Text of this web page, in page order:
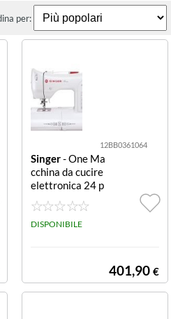
per:
12BB0361064
Singer- One Ma
cchina da cucire
elettronica 24 p
unti Bianco One
DISPONIBILE
401,90 €